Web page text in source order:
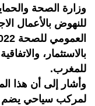
وزارة الصحة
للنهوض بالأعمال
بالاستثمار،
للمغرب.
وأشار إلى أن هذا